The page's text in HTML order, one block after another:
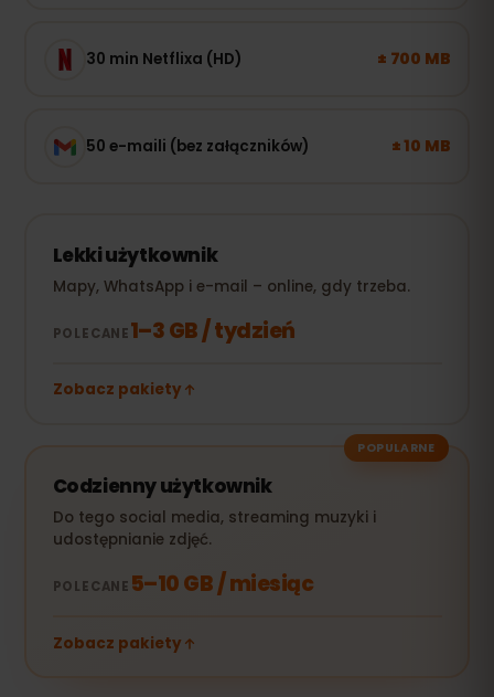
30 min Netflixa (HD) ± 700 MB
50 e-maili (bez załączników) ± 10 MB
Lekki użytkownik
Mapy, WhatsApp i e-mail – online, gdy trzeba.
POLECANE1–3 GB / tydzień
Zobacz pakiety
POPULARNE
Codzienny użytkownik
Do tego social media, streaming muzyki i
udostępnianie zdjęć.
POLECANE 5–10 GB / miesiąc
Zobacz pakiety